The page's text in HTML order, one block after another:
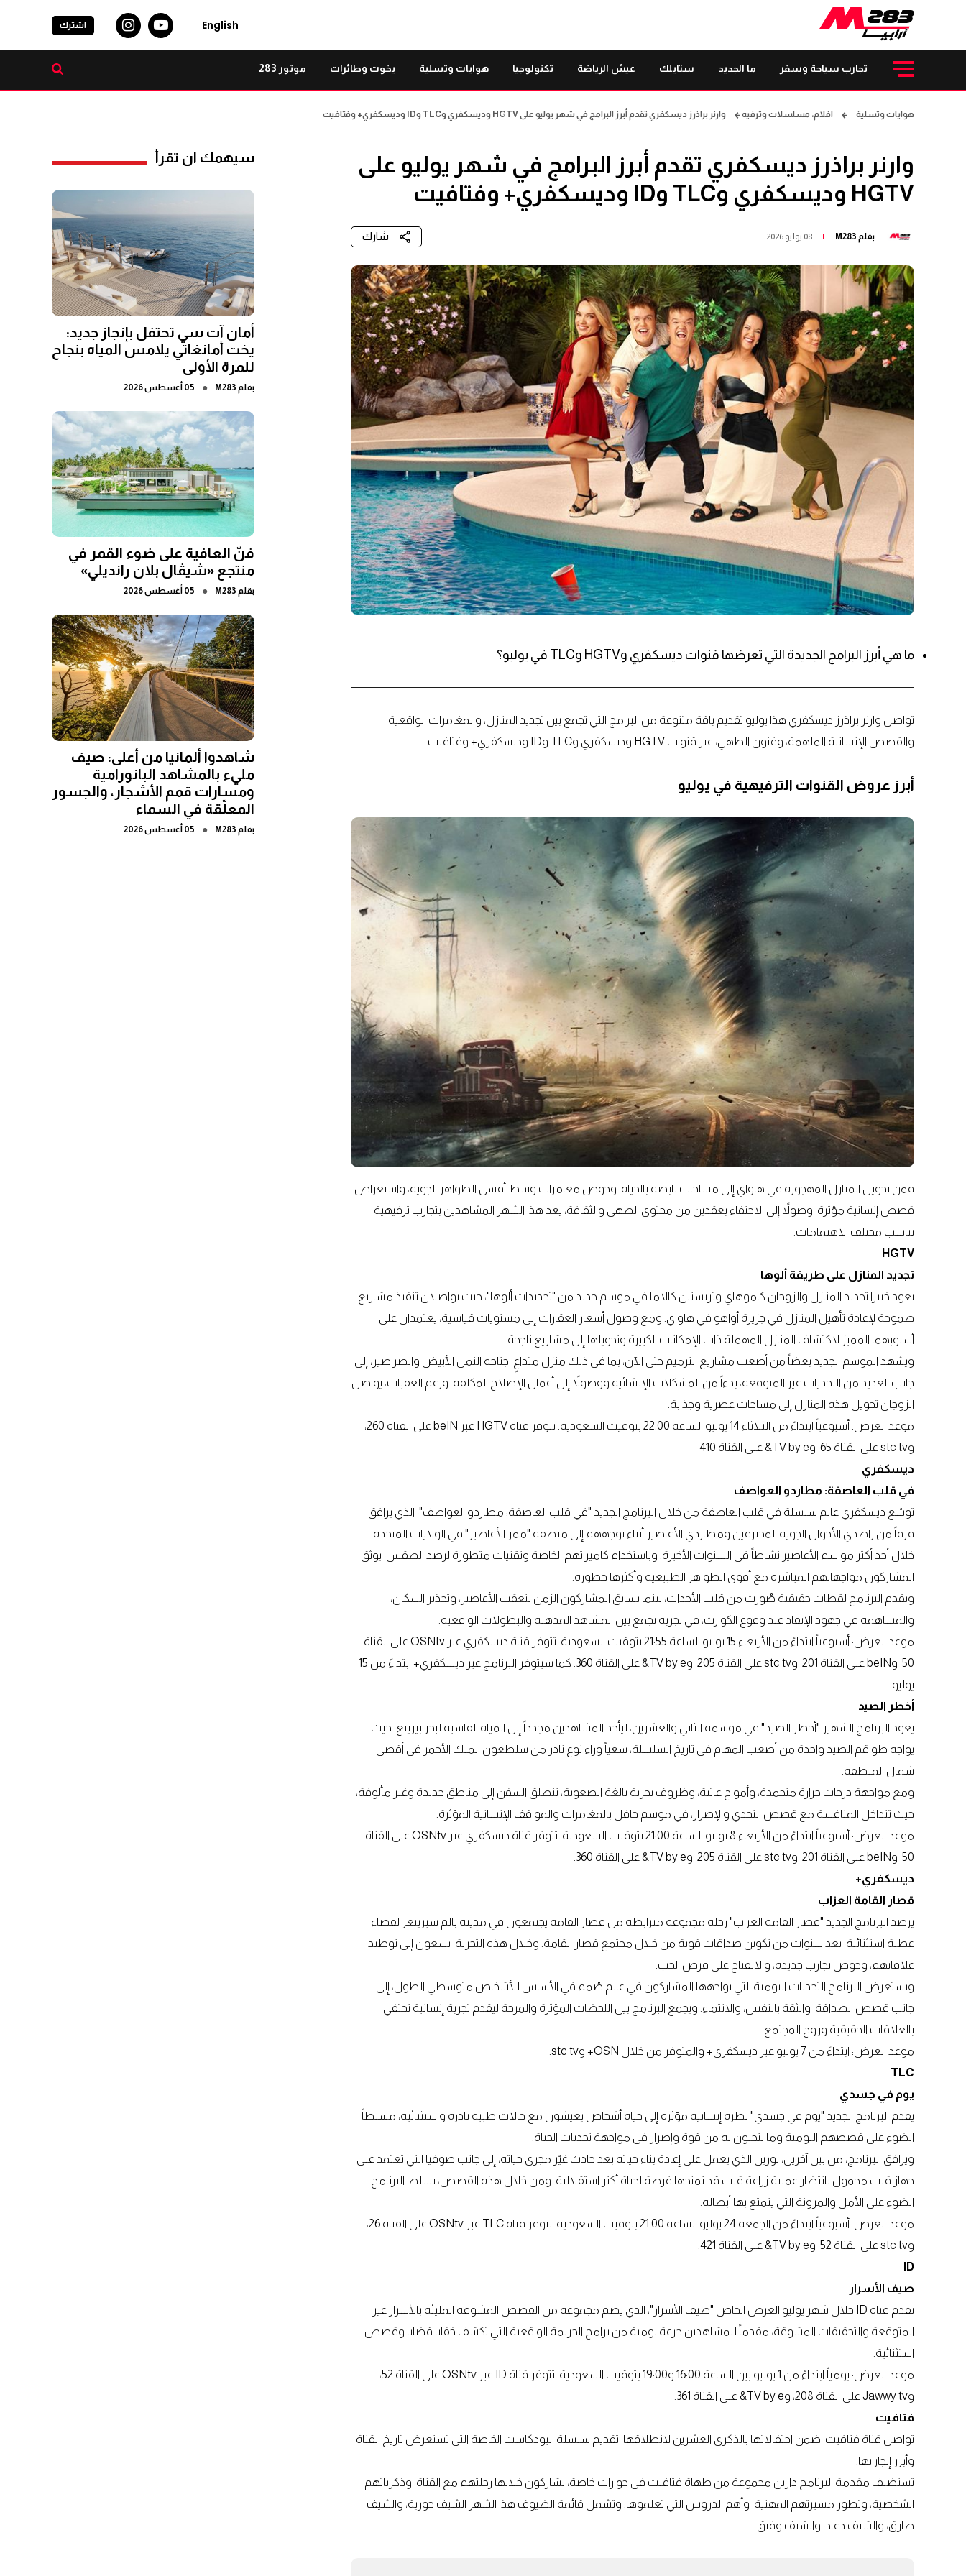
English اشترك
تجارب سياحة وسفر ما الجديد ستايلك عيش الرياضة تكنولوجيا هوايات وتسلية يخوت وطائرات موتور 283
هوايات وتسلية افلام، مسلسلات وترفيه وارنر براذرز ديسكفري تقدم أبرز البرامج في شهر يوليو على HGTV وديسكفري وTLC وID وديسكفري+ وفتافيت
وارنر براذرز ديسكفري تقدم أبرز البرامج في شهر يوليو على
HGTV وديسكفري وTLC وID وديسكفري+ وفتافيت
بقلم M283 08 يوليو 2026 شارك
ما هي أبرز البرامج الجديدة التي تعرضها قنوات ديسكفري وHGTV وTLC في يوليو؟
تواصل وارنر براذرز ديسكفري هذا يوليو تقديم باقة متنوعة من البرامج التي تجمع بين تجديد المنازل، والمغامرات الواقعية،
والقصص الإنسانية الملهمة، وفنون الطهي، عبر قنوات HGTV وديسكفري وTLC وID وديسكفري+ وفتافيت.
أبرز عروض القنوات الترفيهية في يوليو
فمن تحويل المنازل المهجورة في هاواي إلى مساحات نابضة بالحياة، وخوض مغامرات وسط أقسى الظواهر الجوية، واستعراض
قصص إنسانية مؤثرة، وصولاً إلى الاحتفاء بعقدين من محتوى الطهي والثقافة، يعد هذا الشهر المشاهدين بتجارب ترفيهية
تناسب مختلف الاهتمامات.
HGTV
تجديد المنازل على طريقة ألوها
يعود خبيرا تجديد المنازل والزوجان كاموهاي وتريستين كالاما في موسم جديد من "تجديدات ألوها"، حيث يواصلان تنفيذ مشاريع
طموحة لإعادة تأهيل المنازل في جزيرة أواهو في هاواي. ومع وصول أسعار العقارات إلى مستويات قياسية، يعتمدان على
أسلوبهما المميز لاكتشاف المنازل المهملة ذات الإمكانات الكبيرة وتحويلها إلى مشاريع ناجحة.
ويشهد الموسم الجديد بعضاً من أصعب مشاريع الترميم حتى الآن، بما في ذلك منزل متداعٍ اجتاحه النمل الأبيض والصراصير، إلى
جانب العديد من التحديات غير المتوقعة، بدءاً من المشكلات الإنشائية ووصولاً إلى أعمال الإصلاح المكلفة. ورغم العقبات، يواصل
الزوجان تحويل هذه المنازل إلى مساحات عصرية وجذابة.
موعد العرض: أسبوعياً ابتداءً من الثلاثاء 14 يوليو الساعة 22:00 بتوقيت السعودية. تتوفر قناة HGTV عبر beIN على القناة 260،
وstc tv على القناة 65، وTV by e& على القناة 410
ديسكفري
في قلب العاصفة: مطاردو العواصف
توسّع ديسكفري عالم سلسلة في قلب العاصفة من خلال البرنامج الجديد "في قلب العاصفة: مطاردو العواصف"، الذي يرافق
فرقاً من راصدي الأحوال الجوية المحترفين ومطاردي الأعاصير أثناء توجههم إلى منطقة "ممر الأعاصير" في الولايات المتحدة،
خلال أحد أكثر مواسم الأعاصير نشاطاً في السنوات الأخيرة. وباستخدام كاميراتهم الخاصة وتقنيات متطورة لرصد الطقس، يوثق
المشاركون مواجهاتهم المباشرة مع أقوى الظواهر الطبيعية وأكثرها خطورة.
ويقدم البرنامج لقطات حقيقية صُورت من قلب الأحداث، بينما يسابق المشاركون الزمن لتعقب الأعاصير، وتحذير السكان،
والمساهمة في جهود الإنقاذ عند وقوع الكوارث، في تجربة تجمع بين المشاهد المذهلة والبطولات الواقعية.
موعد العرض: أسبوعياً ابتداءً من الأربعاء 15 يوليو الساعة 21:55 بتوقيت السعودية. تتوفر قناة ديسكفري عبر OSNtv على القناة
50، وbeIN على القناة 201، وstc tv على القناة 205، وTV by e& على القناة 360. كما سيتوفر البرنامج عبر ديسكفري+ ابتداءً من 15
يوليو..
أخطر الصيد
يعود البرنامج الشهير "أخطر الصيد" في موسمه الثاني والعشرين، ليأخذ المشاهدين مجدداً إلى المياه القاسية لبحر بيرينغ، حيث
يواجه طواقم الصيد واحدة من أصعب المهام في تاريخ السلسلة، سعياً وراء نوع نادر من سلطعون الملك الأحمر في أقصى
شمال المنطقة.
ومع مواجهة درجات حرارة متجمدة، وأمواج عاتية، وظروف بحرية بالغة الصعوبة، تنطلق السفن إلى مناطق جديدة وغير مألوفة،
حيث تتداخل المنافسة مع قصص التحدي والإصرار، في موسم حافل بالمغامرات والمواقف الإنسانية المؤثرة.
موعد العرض: أسبوعياً ابتداءً من الأربعاء 8 يوليو الساعة 21:00 بتوقيت السعودية. تتوفر قناة ديسكفري عبر OSNtv على القناة
50، وbeIN على القناة 201، وstc tv على القناة 205، وTV by e& على القناة 360.
ديسكفري+
قصار القامة العزاب
يرصد البرنامج الجديد "قصار القامة العزاب" رحلة مجموعة مترابطة من قصار القامة يجتمعون في مدينة بالم سبرينغز لقضاء
عطلة استثنائية، بعد سنوات من تكوين صداقات قوية من خلال مجتمع قصار القامة. وخلال هذه التجربة، يسعون إلى توطيد
علاقاتهم، وخوض تجارب جديدة، والانفتاح على فرص الحب.
ويستعرض البرنامج التحديات اليومية التي يواجهها المشاركون في عالم صُمم في الأساس للأشخاص متوسطي الطول، إلى
جانب قصص الصداقة، والثقة بالنفس، والانتماء. ويجمع البرنامج بين اللحظات المؤثرة والمرحة ليقدم تجربة إنسانية تحتفي
بالعلاقات الحقيقية وروح المجتمع.
موعد العرض: ابتداءً من 7 يوليو عبر ديسكفري+ والمتوفر من خلال OSN+ وstc tv.
TLC
يوم في جسدي
يقدم البرنامج الجديد "يوم في جسدي" نظرة إنسانية مؤثرة إلى حياة أشخاص يعيشون مع حالات طبية نادرة واستثنائية، مسلطاً
الضوء على قصصهم اليومية وما يتحلون به من قوة وإصرار في مواجهة تحديات الحياة.
ويرافق البرنامج، من بين آخرين، لورين الذي يعمل على إعادة بناء حياته بعد حادث غيّر مجرى حياته، إلى جانب صوفيا التي تعتمد على
جهاز قلب محمول بانتظار عملية زراعة قلب قد تمنحها فرصة لحياة أكثر استقلالية. ومن خلال هذه القصص، يسلط البرنامج
الضوء على الأمل والمرونة التي يتمتع بها أبطاله.
موعد العرض: أسبوعياً ابتداءً من الجمعة 24 يوليو الساعة 21:00 بتوقيت السعودية. تتوفر قناة TLC عبر OSNtv على القناة 26،
وstc tv على القناة 52، وTV by e& على القناة 421.
ID
صيف الأسرار
تقدم قناة ID خلال شهر يوليو العرض الخاص "صيف الأسرار"، الذي يضم مجموعة من القصص المشوقة المليئة بالأسرار غير
المتوقعة والتحقيقات المشوقة، مقدماً للمشاهدين جرعة يومية من برامج الجريمة الواقعية التي تكشف خفايا قضايا وقصص
استثنائية.
موعد العرض: يومياً ابتداءً من 1 يوليو بين الساعة 16:00 و19:00 بتوقيت السعودية. تتوفر قناة ID عبر OSNtv على القناة 52،
وJawwy tv على القناة 208، وTV by e& على القناة 361.
فتافيت
تواصل قناة فتافيت، ضمن احتفالاتها بالذكرى العشرين لانطلاقها، تقديم سلسلة البودكاست الخاصة التي تستعرض تاريخ القناة
وأبرز إنجازاتها.
تستضيف مقدمة البرنامج دارين مجموعة من طهاة فتافيت في حوارات خاصة، يشاركون خلالها رحلتهم مع القناة، وذكرياتهم
الشخصية، وتطور مسيرتهم المهنية، وأهم الدروس التي تعلموها. وتشمل قائمة الضيوف هذا الشهر الشيف حورية، والشيف
طارق، والشيف دعاد، والشيف وفيق.
سيهمك ان تقرأ
أمان آت سي تحتفل بإنجاز جديد:
يخت أمانغاتي يلامس المياه بنجاح
للمرة الأولى
بقلم M283
● 05 أغسطس 2026
فنّ العافية على ضوء القمر في
منتجع «شيڤال بلان رانديلي»
بقلم M283
● 05 أغسطس 2026
شاهدوا ألمانيا من أعلى: صيف
مليء بالمشاهد البانورامية
ومسارات قمم الأشجار، والجسور
المعلّقة في السماء
بقلم M283
● 05 أغسطس 2026